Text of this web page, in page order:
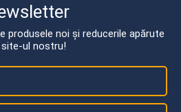
produsele noi și reducerile apărute
site-ul nostru!